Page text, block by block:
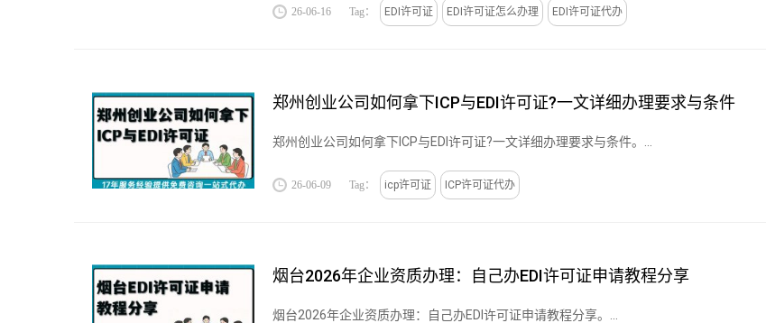
26-06-16 Tag： EDI许可证 EDI许可证怎么办理 EDI许可证代办
郑州创业公司如何拿下ICP与EDI许可证?一文详细办理要求与条件
郑州创业公司如何拿下ICP与EDI许可证?一文详细办理要求与条件。...
26-06-09 Tag： icp许可证 ICP许可证代办
烟台2026年企业资质办理：自己办EDI许可证申请教程分享
烟台2026年企业资质办理：自己办EDI许可证申请教程分享。...